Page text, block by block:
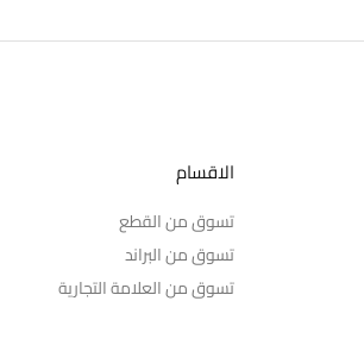
الاقسام
تسوق من القطع
تسوق من البراند
تسوق من العلامة التجارية